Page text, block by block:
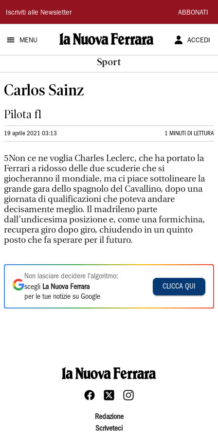
La
Nuova
Ferrara
Iscriviti alle Newsletter ABBONATI
MENU ACCEDI
Sport
Carlos Sainz
Pilota f1
19 aprile 2021 03:13 1 MINUTI DI LETTURA
5Non ce ne voglia Charles Leclerc, che ha portato la
Ferrari a ridosso delle due scuderie che si
giocheranno il mondiale, ma ci piace sottolineare la
grande gara dello spagnolo del Cavallino, dopo una
giornata di qualificazioni che poteva andare
decisamente meglio. Il madrileno parte
dall’undicesima posizione e, come una formichina,
recupera giro dopo giro, chiudendo in un quinto
posto che fa sperare per il futuro.
Non lasciare decidere l'algoritmo:
scegli La Nuova Ferrara
per le tue notizie su Google
CLICCA QUI
Redazione
Scriveteci